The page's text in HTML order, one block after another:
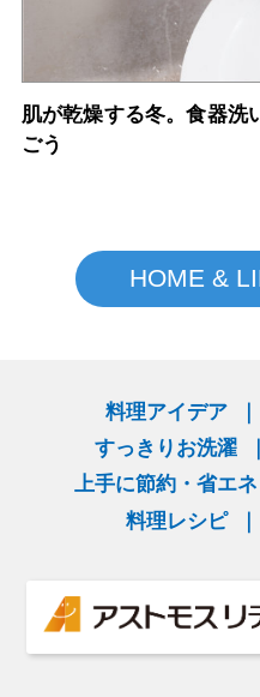
肌が乾燥する冬。食器洗
ごう
HOME &
料理アイデア
すっきりお洗濯
上手に節約・省エネ
料理レシピ